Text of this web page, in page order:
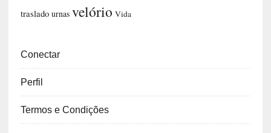
traslado urnas velório Vida
Conectar
Perfil
Termos e Condições